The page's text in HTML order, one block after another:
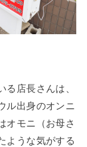
店長さんは、
ル出身のオンニ
オモニ（お母さ
ような気がする